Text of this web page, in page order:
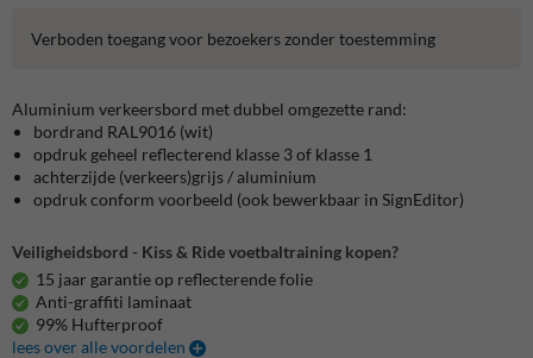
Verboden toegang voor bezoekers zonder toestemming
Aluminium verkeersbord met dubbel omgezette rand:
bordrand RAL9016 (wit)
opdruk geheel reflecterend klasse 3 of klasse 1
achterzijde (verkeers)grijs / aluminium
opdruk conform voorbeeld (ook bewerkbaar in SignEditor)
Veiligheidsbord - Kiss & Ride voetbaltraining kopen?
15 jaar garantie op reflecterende folie
Anti-graffiti laminaat
99% Hufterproof
lees over alle voordelen